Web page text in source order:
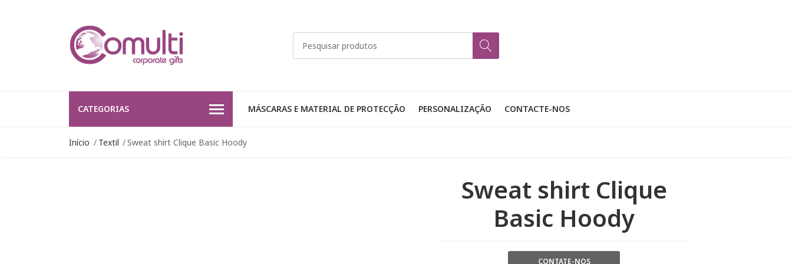
CATEGORIAS MÁSCARAS E MATERIAL DE PROTECÇÃO PERSONALIZAÇÃO CONTACTE-NOS
Início Textil Sweat shirt Clique Basic Hoody
Sweat shirt Clique
Basic Hoody
CONTATE-NOS